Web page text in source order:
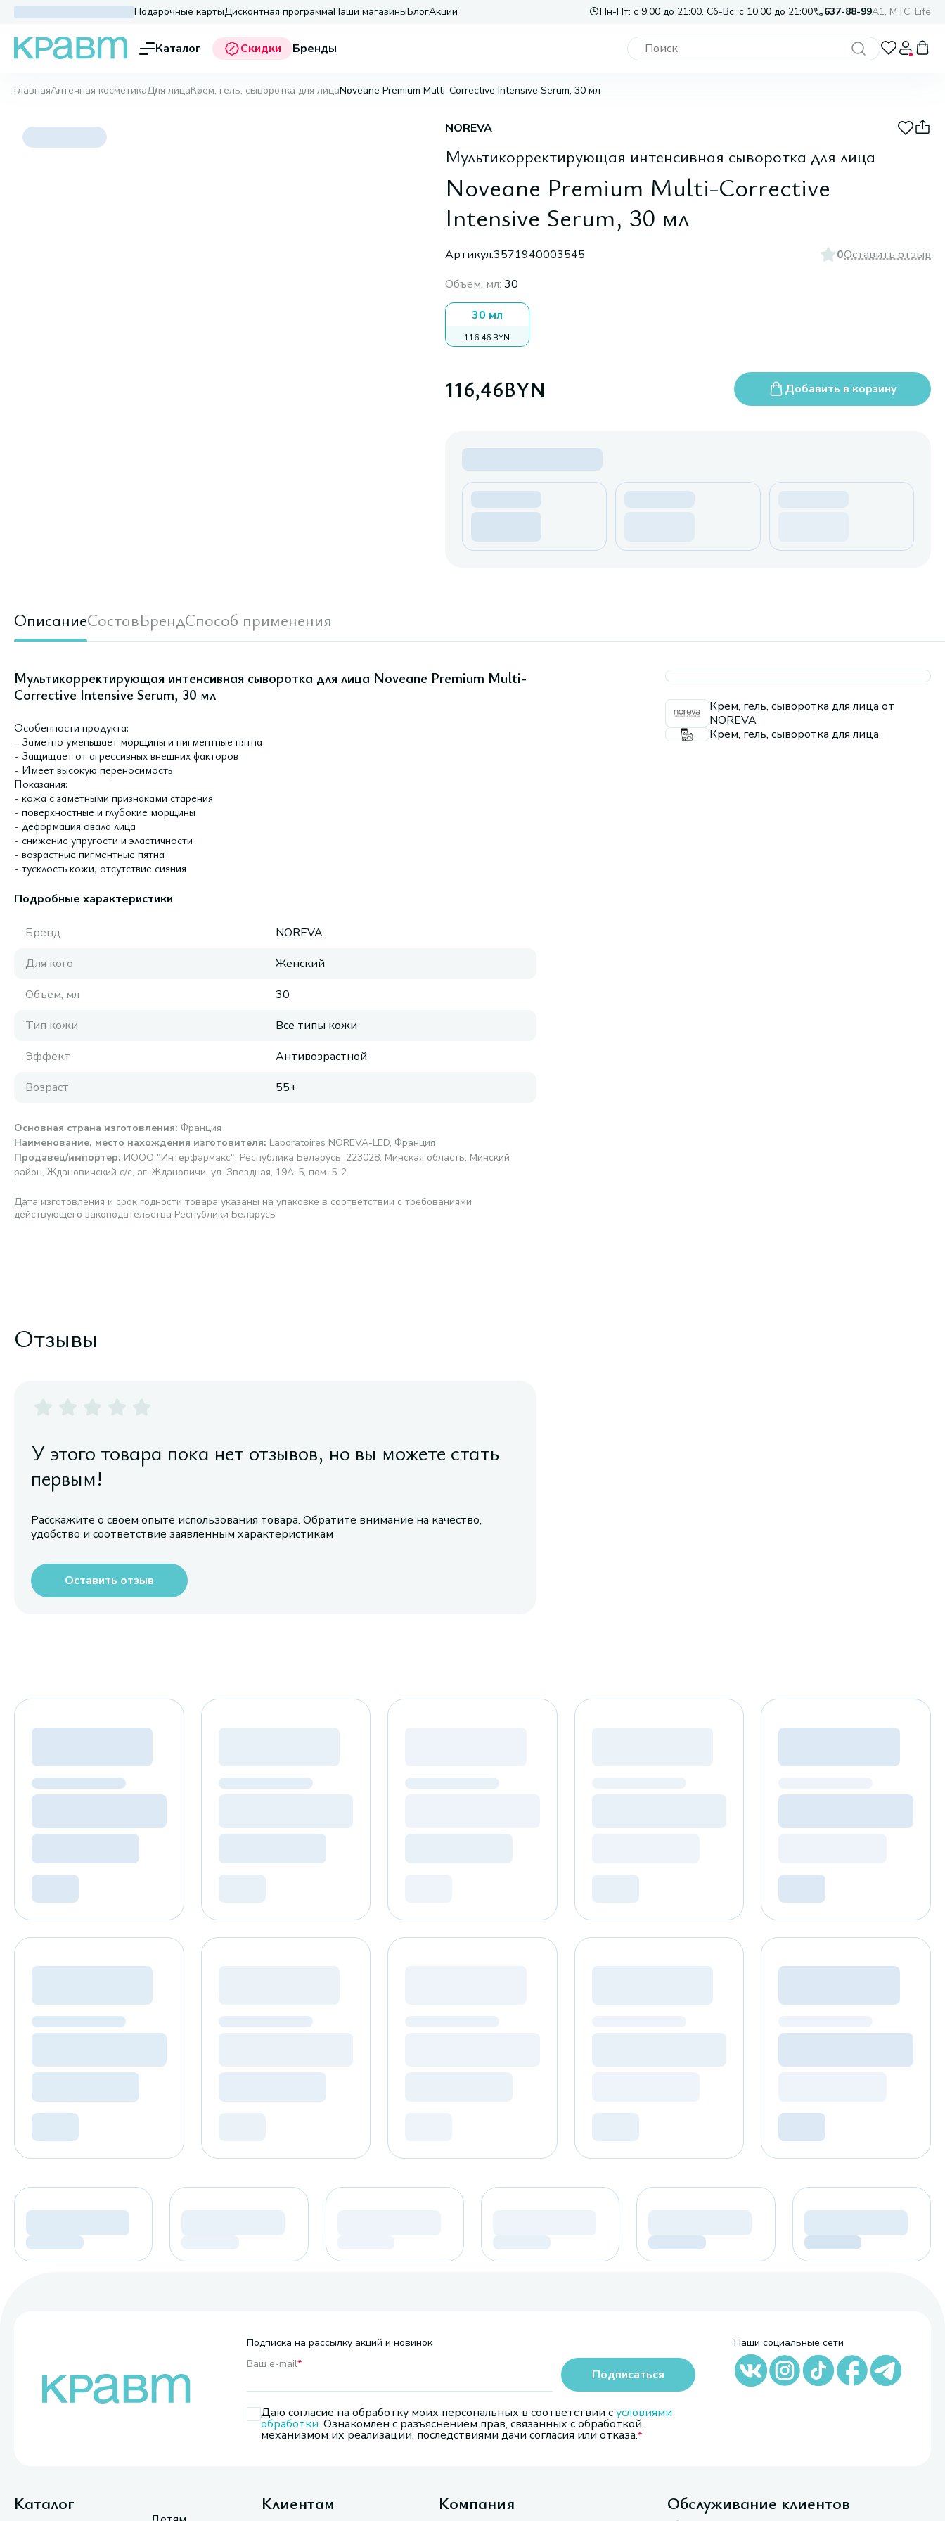
Подарочные картыДисконтная программаНаши магазиныБлогАкции Пн-Пт: с 9:00 до 21:00. Сб-Вс: с 10:00 до 21:00 637-88-99A1, МТС, Life
Каталог Скидки Бренды
ГлавнаяАптечная косметикаДля лицаКрем, гель, сыворотка для лицаNoveane Premium Multi-Corrective Intensive Serum, 30 мл
NOREVA
Мультикорректирующая интенсивная сыворотка для лица
Noveane Premium Multi-Corrective
Intensive Serum, 30 мл
Артикул:3571940003545 0Оставить отзыв
Объем, мл: 30
30 мл
116,46 BYN
116,46BYN Добавить в корзину
ОписаниеСоставБрендСпособ применения
Мультикорректирующая интенсивная сыворотка для лица Noveane Premium Multi-
Corrective Intensive Serum, 30 мл
Особенности продукта:
- Заметно уменьшает морщины и пигментные пятна
- Защищает от агрессивных внешних факторов
- Имеет высокую переносимость
Показания:
- кожа с заметными признаками старения
- поверхностные и глубокие морщины
- деформация овала лица
- снижение упругости и эластичности
- возрастные пигментные пятна
- тусклость кожи, отсутствие сияния
Подробные характеристики
Бренд
NOREVA
Для кого
Женский
Объем, мл
30
Тип кожи
Все типы кожи
Эффект
Антивозрастной
Возраст
55+
Основная страна изготовления: Франция
Наименование, место нахождения изготовителя: Laboratoires NOREVA-LED, Франция
Продавец/импортер: ИООО "Интерфармакс", Республика Беларусь, 223028, Минская область, Минский
район, Ждановичский с/с, аг. Ждановичи, ул. Звездная, 19А-5, пом. 5-2
Дата изготовления и срок годности товара указаны на упаковке в соответствии с требованиями
действующего законодательства Республики Беларусь
Крем, гель, сыворотка для лица от
NOREVA
Крем, гель, сыворотка для лица
Отзывы
У этого товара пока нет отзывов, но вы можете стать
первым!
Расскажите о своем опыте использования товара. Обратите внимание на качество,
удобство и соответствие заявленным характеристикам
Оставить отзыв
Подписка на рассылку акций и новинок
Ваш e-mail*
Даю согласие на обработку моих персональных в соответствии сусловиями
обработки. Ознакомлен с разъяснением прав, связанных с обработкой,
механизмом их реализации, последствиями дачи согласия или отказа.
Подписаться
Наши социальные сети
Каталог Клиентам Компания Обслуживание клиентов